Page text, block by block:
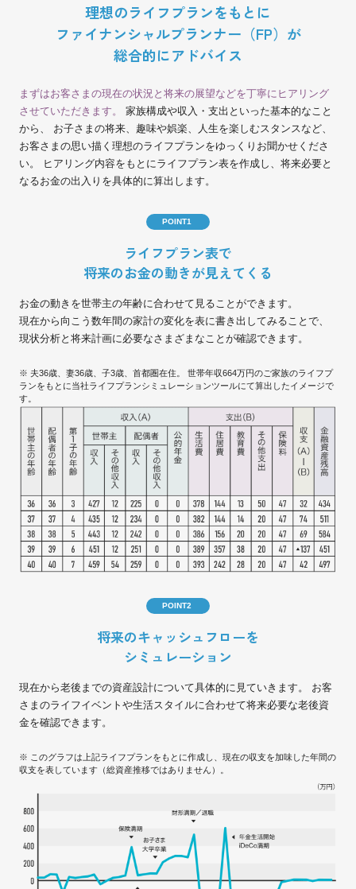
理想のライフプランをもとに
ファイナンシャルプランナー（FP）が
総合的にアドバイス
まずはお客さまの現在の状況と将来の展望などを丁寧にヒアリング
させていただきます。 家族構成や収入・支出といった基本的なこと
から、 お子さまの将来、趣味や娯楽、人生を楽しむスタンスなど、
お客さまの思い描く理想のライフプランをゆっくりお聞かせくださ
い。
ヒアリング内容をもとにライフプラン表を作成し、将来必要と
なるお金の出入りを具体的に算出します。
POINT1
ライフプラン表で
将来のお金の動きが見えてくる
お金の動きを世帯主の年齢に合わせて見ることができます。
現在から向こう数年間の家計の変化を表に書き出してみることで、
現状分析と将来計画に必要なさまざまなことが確認できます。
※ 夫36歳、妻36歳、子3歳、首都圏在住。 世帯年収664万円のご家族のライフプ
ランをもとに当社ライフプランシミュレーションツールにて算出したイメージで
す。
POINT2
将来のキャッシュフローを
シミュレーション
現在から老後までの資産設計について具体的に見ていきます。 お客
さまのライフイベントや生活スタイルに合わせて将来必要な老後資
金を確認できます。
※ このグラフは上記ライフプランをもとに作成し、現在の収支を加味した年間の
収支を表しています（総資産推移ではありません）。